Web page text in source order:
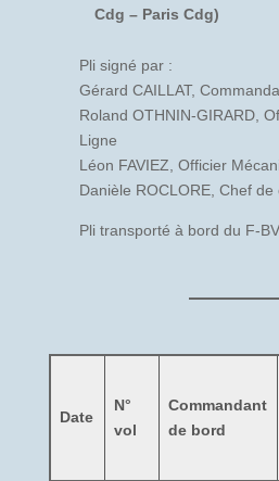
Cdg – Paris Cdg)
Pli signé par :
Gérard CAILLAT,
Roland OTHNIN-GIRARD,
Ligne
Léon FAVIEZ, Officier
Danièle ROCLORE, Chef de
Pli transporté à bord du F-
Date
N°
vol
Commandant
de bord